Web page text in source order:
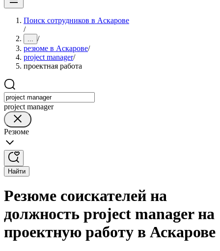
Поиск сотрудников в Аскарове
/
... /
резюме в Аскарове/
project manager/
проектная работа
project manager
Резюме
Найти
Резюме соискателей на
должность project manager на
проектную работу в Аскарове